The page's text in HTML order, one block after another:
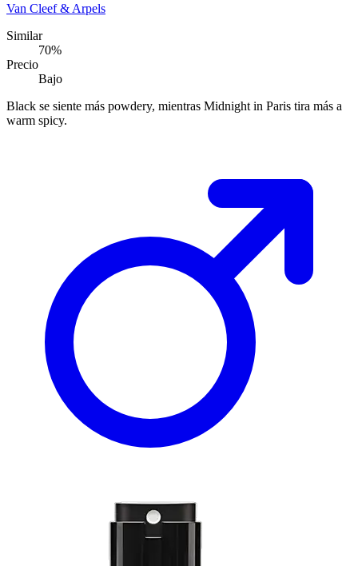
Van Cleef & Arpels
Similar
70%
Precio
Bajo
Black se siente más powdery, mientras Midnight in Paris tira más a
warm spicy.